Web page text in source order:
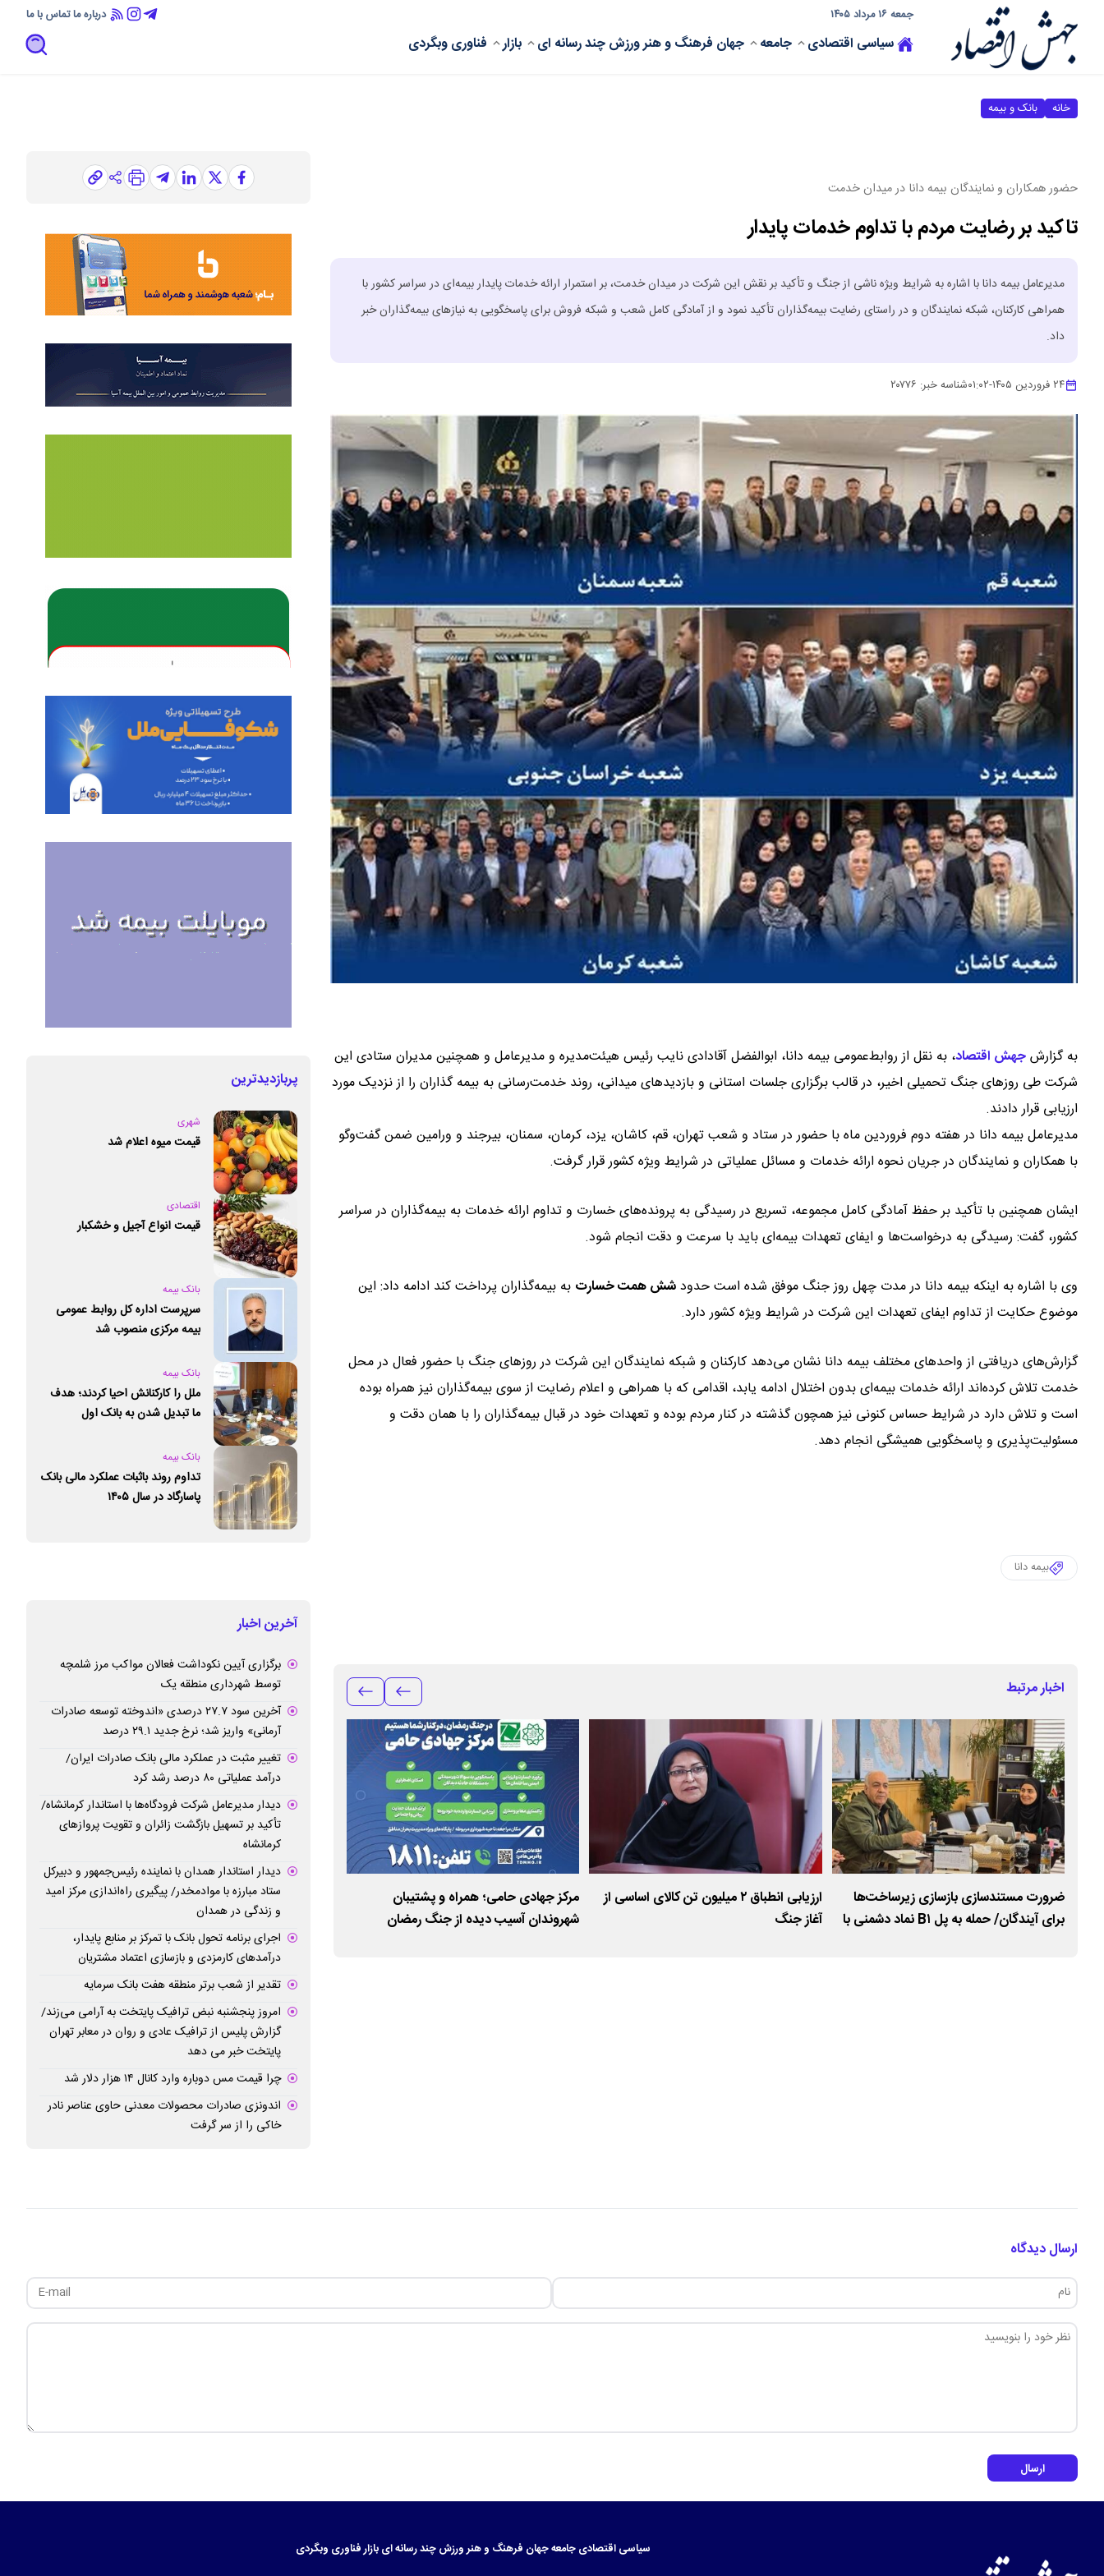
جمعه ۱۶ مرداد ۱۴۰۵ درباره ماتماس با ما
سیاسی اقتصادی جامعه جهان فرهنگ و هنرورزشچند رسانه ای بازار فناوریوبگردی
خانه بانک و بیمه
حضور همکاران و نمایندگان بیمه دانا در میدان خدمت
تاکید بر رضایت مردم با تداوم خدمات پایدار
مدیرعامل بیمه دانا با اشاره به شرایط ویژه ناشی از جنگ و تأکید بر نقش این شرکت در میدان خدمت، بر استمرار ارائه خدمات پایدار بیمه‌ای در سراسر کشور با
همراهی کارکنان، شبکه نمایندگان و در راستای رضایت بیمه‌گذاران تأکید نمود و از آمادگی کامل شعب و شبکه فروش برای پاسخگویی به نیازهای بیمه‌گذاران خبر
داد.
۲۴ فروردین ۱۴۰۵ -۰۱:۰۲شناسه خبر: ۲۰۷۷۶
به گزارشجهش اقتصاد، به نقل از روابط‌عمومی بیمه دانا، ابوالفضل آقادادی نایب رئیس هیئت‌مدیره و مدیرعامل و همچنین مدیران ستادی این
شرکت طی روزهای جنگ تحمیلی اخیر، در قالب برگزاری جلسات استانی و بازدیدهای میدانی، روند خدمت‌رسانی به بیمه گذاران را از نزدیک مورد
ارزیابی قرار دادند.
مدیرعامل بیمه دانا در هفته دوم فروردین ماه با حضور در ستاد و شعب تهران، قم، کاشان، یزد، کرمان، سمنان، بیرجند و ورامین ضمن گفت‌و‌گو
با همکاران و نمایندگان در جریان نحوه ارائه خدمات و مسائل عملیاتی در شرایط ویژه کشور قرار گرفت.
ایشان همچنین با تأکید بر حفظ آمادگی کامل مجموعه، تسریع در رسیدگی به پرونده‌های خسارت و تداوم ارائه خدمات به بیمه‌گذاران در سراسر
کشور، گفت: رسیدگی به درخواست‌ها و ایفای تعهدات بیمه‌ای باید با سرعت و دقت انجام شود.
وی با اشاره به اینکه بیمه دانا در مدت چهل روز جنگ موفق شده است حدودشش همت خسارت به بیمه‌گذاران پرداخت کند ادامه داد: این
موضوع‌ حکایت از تداوم ایفای تعهدات این شرکت در شرایط ویژه کشور دارد.
گزارش‌های دریافتی از واحدهای مختلف بیمه دانا نشان می‌دهد کارکنان و شبکه نمایندگان این شرکت در روزهای جنگ با حضور فعال در محل
خدمت تلاش کرده‌اند ارائه خدمات بیمه‌ای بدون اختلال ادامه یابد، اقدامی که با همراهی و اعلام رضایت از سوی بیمه‌گذاران نیز همراه بوده
است و تلاش دارد در شرایط حساس کنونی نیز همچون گذشته در کنار مردم بوده و تعهدات خود در قبال بیمه‌گذاران را با همان دقت و
مسئولیت‌پذیری و پاسخگویی همیشگی انجام دهد.
بیمه دانا
اخبار مرتبط
ضرورت مستندسازی بازسازی زیرساخت‌ها
برای آیندگان/ حمله به پل B۱ نماد دشمنی با
ارزیابی انطباق ۲ میلیون تن کالای اساسی از
آغاز جنگ
مرکز جهادی حامی؛ همراه و پشتیبان
شهروندان آسیب دیده از جنگ رمضان
پایداری خدمات و استمرار تعاملات بانکی در
شرایط ویژه
افزایش ساعت
پربازدیدترین
شهری
قیمت میوه اعلام شد
اقتصادی
قیمت انواع آجیل و خشکبار
بانک بیمه
سرپرست اداره کل روابط عمومی
بیمه مرکزی منصوب شد
بانک بیمه
ملل را کارکنانش احیا کردند؛ هدف
ما تبدیل شدن به بانک اول
بانک بیمه
تداوم روند باثبات عملکرد مالی بانک
پاسارگاد در سال ۱۴۰۵
آخرین اخبار
برگزاری آیین نکوداشت فعالان مواکب مرز شلمچه
توسط شهرداری منطقه یک
آخرین سود ۲۷.۷ درصدی «اندوخته توسعه صادرات
آرمانی» واریز شد؛ نرخ جدید ۲۹.۱ درصد
تغییر مثبت در عملکرد مالی بانک صادرات ایران/
درآمد عملیاتی ۸۰ درصد رشد کرد
دیدار مدیرعامل شرکت فرودگاه‌ها با استاندار کرمانشاه/
تأکید بر تسهیل بازگشت زائران و تقویت پروازهای
کرمانشاه
دیدار استاندار همدان با نماینده رئیس‌جمهور و دبیرکل
ستاد مبارزه با موادمخدر/ پیگیری راه‌اندازی مرکز امید
و زندگی در همدان
اجرای برنامه تحول بانک با تمرکز بر منابع پایدار،
درآمدهای کارمزدی و بازسازی اعتماد مشتریان
تقدیر از شعب برتر منطقه هفت بانک سرمایه
امروز پنجشنبه نبض ترافیک پایتخت به آرامی می‌زند/
گزارش پلیس از ترافیک عادی و روان در معابر تهران
پایتخت خبر می دهد
چرا قیمت مس دوباره وارد کانال ۱۴ هزار دلار شد
اندونزی صادرات محصولات معدنی حاوی عناصر نادر
خاکی را از سر گرفت
ارسال دیدگاه
ارسال
سیاسیاقتصادیجامعهجهان فرهنگ و هنرورزشچند رسانه ایبازارفناوری وبگردی